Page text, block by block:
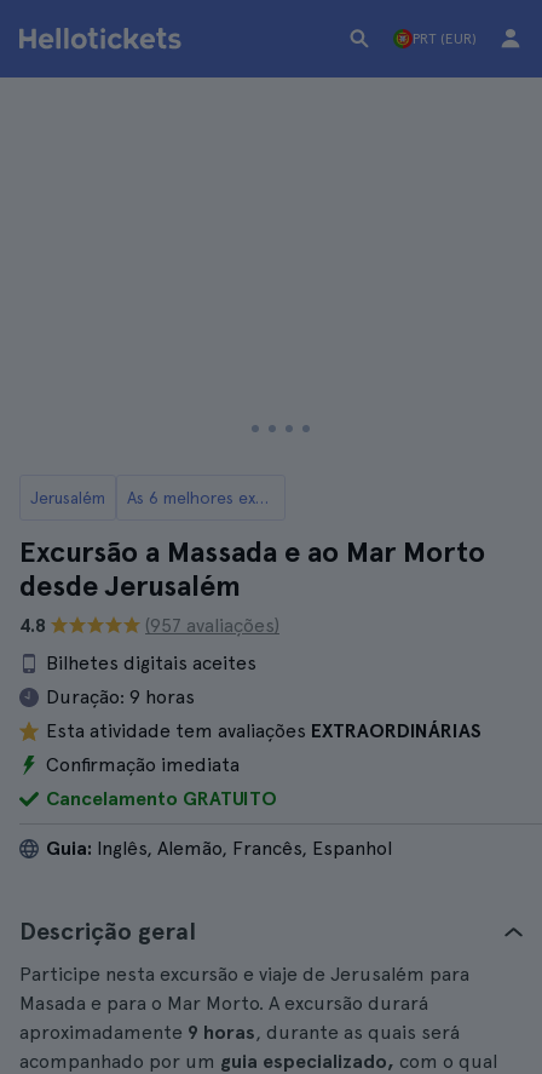
PRT (EUR)
Jerusalém As 6 melhores excursões a partir de Jerusalém
Excursão a Massada e ao Mar Morto
desde Jerusalém
4.8
(957 avaliações)
Bilhetes digitais aceites
Duração: 9 horas
Esta atividade tem avaliações EXTRAORDINÁRIAS
Confirmação imediata
Cancelamento GRATUITO
Guia: Inglês, Alemão, Francês, Espanhol
Descrição geral
Participe nesta excursão e viaje de Jerusalém para
Masada e para o Mar Morto. A excursão durará
aproximadamente 9 horas, durante as quais será
acompanhado por um guia especializado, com o qual